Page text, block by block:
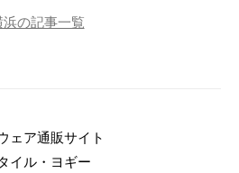
浜の記事一覧
ェア通販サイト
イル・ヨギー